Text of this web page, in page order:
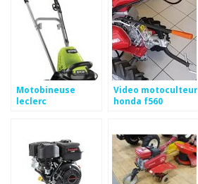
Motobineuse
leclerc
Video motoculteur
honda f560